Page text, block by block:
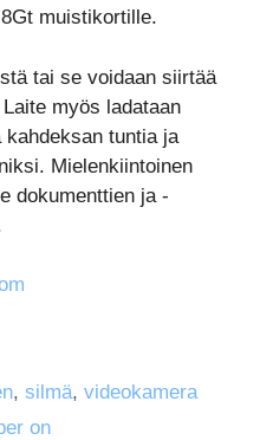
muistikortille.
tai se voidaan siirtää
myös ladataan
tuntia ja
Mielenkiintoinen
dokumenttien ja -
,silmä,videokamera
on